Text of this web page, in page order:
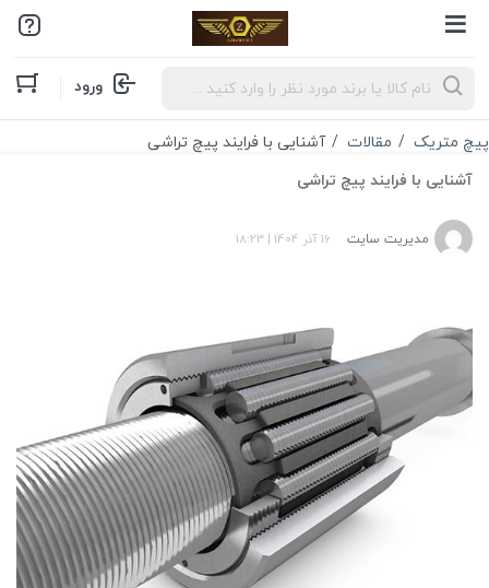
Products
search ورود
پیچ متریک مقالات
آشنایی با فرایند پیچ تراشی
آشنایی با فرایند پیچ تراشی
مدیریت سایت 16 آذر 1404 |
18:23